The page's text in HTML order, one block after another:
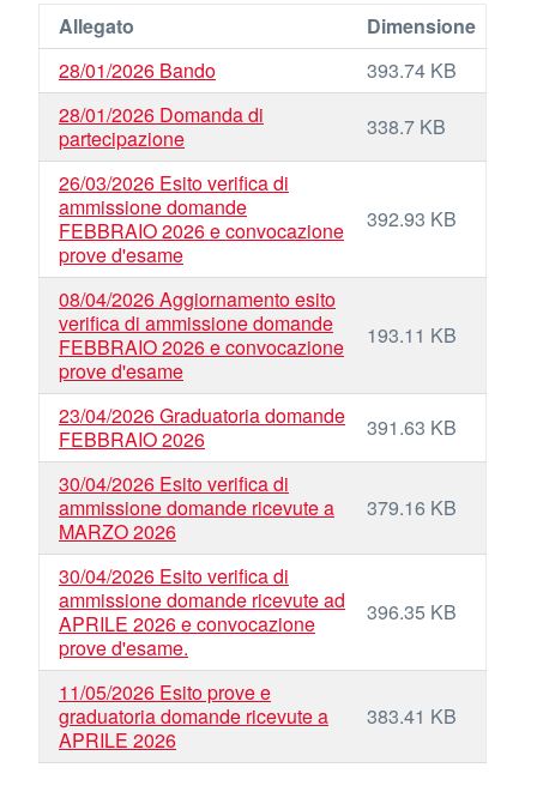
Allegato
Dimensione
28/01/2026 Bando
393.74 KB
28/01/2026 Domanda di
partecipazione
338.7 KB
26/03/2026 Esito verifica di
ammissione domande
FEBBRAIO 2026 e convocazione
prove d'esame
392.93 KB
08/04/2026 Aggiornamento esito
verifica di ammissione domande
FEBBRAIO 2026 e convocazione
prove d'esame
193.11 KB
23/04/2026 Graduatoria domande
FEBBRAIO 2026
391.63 KB
30/04/2026 Esito verifica di
ammissione domande ricevute a
MARZO 2026
379.16 KB
30/04/2026 Esito verifica di
ammissione domande ricevute ad
APRILE 2026 e convocazione
prove d'esame.
396.35 KB
11/05/2026 Esito prove e
graduatoria domande ricevute a
APRILE 2026
383.41 KB